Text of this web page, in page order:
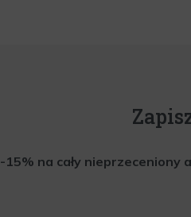
-15% na cały nieprzeceniony